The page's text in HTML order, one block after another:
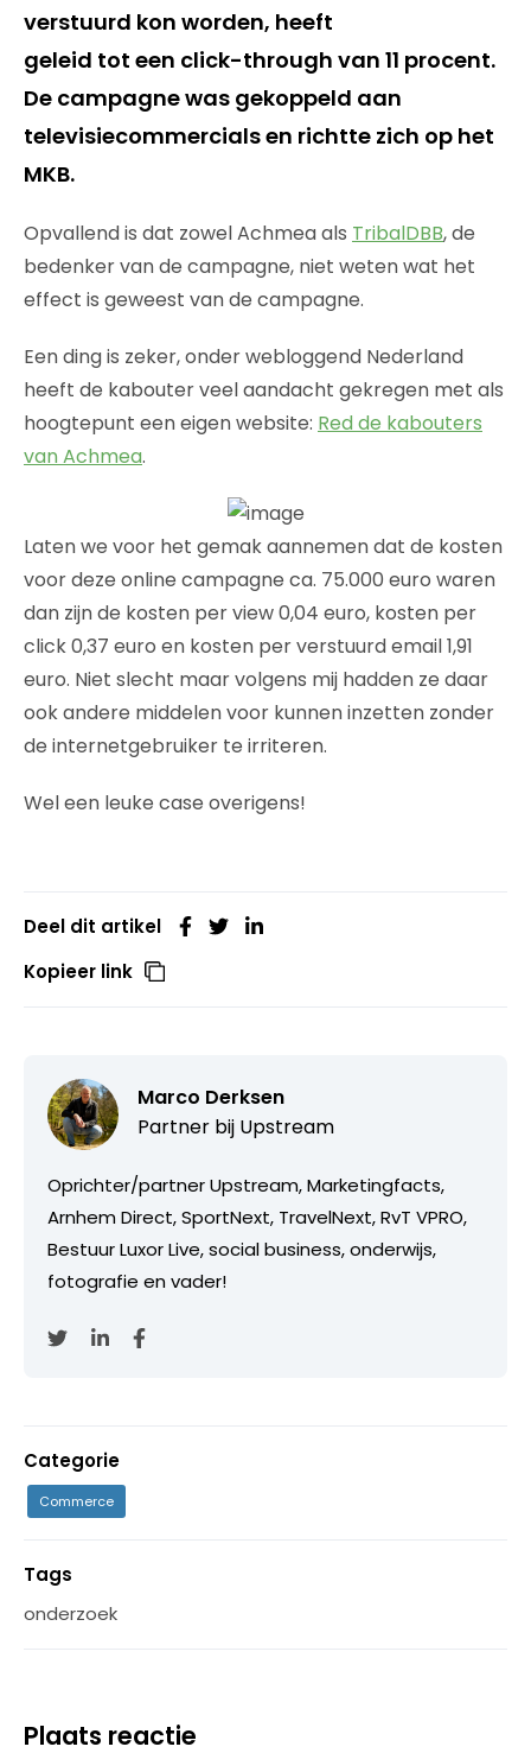
verstuurd kon worden, heeft
geleid tot een click-through van 11 procent.
De campagne was gekoppeld aan
televisiecommercials en richtte zich op het
MKB.
Opvallend is dat zowel Achmea als TribalDBB, de
bedenker van de campagne, niet weten wat het
effect is geweest van de campagne.
Een ding is zeker, onder webloggend Nederland
heeft de kabouter veel aandacht gekregen met als
hoogtepunt een eigen website: Red de kabouters
van Achmea.
Laten we voor het gemak aannemen dat de kosten
voor deze online campagne ca. 75.000 euro waren
dan zijn de kosten per view 0,04 euro, kosten per
click 0,37 euro en kosten per verstuurd email 1,91
euro. Niet slecht maar volgens mij hadden ze daar
ook andere middelen voor kunnen inzetten zonder
de internetgebruiker te irriteren.
Wel een leuke case overigens!
Deel dit artikel
Kopieer link
Marco Derksen
Partner bij Upstream
Oprichter/partner Upstream, Marketingfacts,
Arnhem Direct, SportNext, TravelNext, RvT VPRO,
Bestuur Luxor Live, social business, onderwijs,
fotografie en vader!
Categorie
Commerce
Tags
onderzoek
Plaats reactie